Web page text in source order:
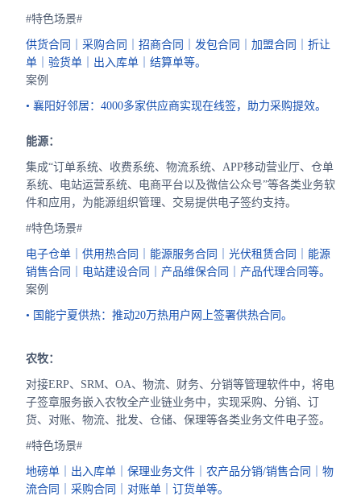
#特色场景#
供货合同｜采购合同｜招商合同｜发包合同｜加盟合同｜折让
单｜验货单｜出入库单｜结算单等。
案例
• 襄阳好邻居：4000多家供应商实现在线签，助力采购提效。
能源：
集成“订单系统、收费系统、物流系统、APP移动营业厅、仓单
系统、电站运营系统、电商平台以及微信公众号”等各类业务软
件和应用，为能源组织管理、交易提供电子签约支持。
#特色场景#
电子仓单｜供用热合同｜能源服务合同｜光伏租赁合同｜能源
销售合同｜电站建设合同｜产品维保合同｜产品代理合同等。
案例
• 国能宁夏供热：推动20万热用户网上签署供热合同。
农牧：
对接ERP、SRM、OA、物流、财务、分销等管理软件中，将电
子签章服务嵌入农牧全产业链业务中，实现采购、分销、订
货、对账、物流、批发、仓储、保理等各类业务文件电子签。
#特色场景#
地磅单｜出入库单｜保理业务文件｜农产品分销/销售合同｜物
流合同｜采购合同｜对账单｜订货单等。